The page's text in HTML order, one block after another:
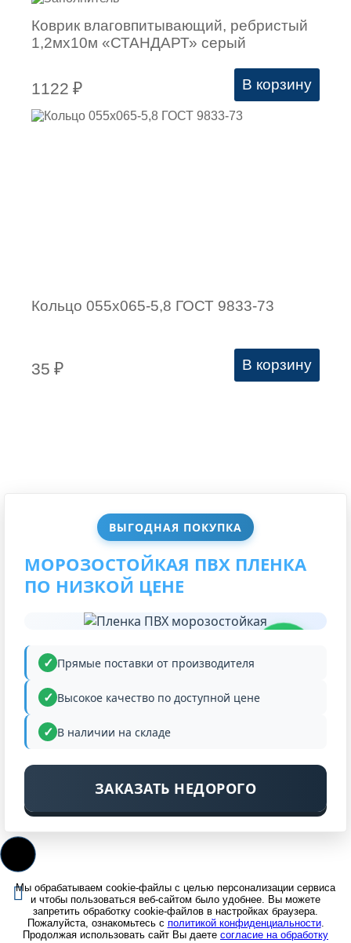
ВЫГОДНАЯ ПОКУПКА
МОРОЗОСТОЙКАЯ ПВХ ПЛЕНКА
ПО НИЗКОЙ ЦЕНЕ
Прямые поставки от производителя
Высокое качество по доступной цене
В наличии на складе
ЗАКАЗАТЬ НЕДОРОГО
Коврик влаговпитывающий, ребристый
1,2мх10м «СТАНДАРТ» серый
1122 ₽ В корзину
Кольцо 055х065-5,8 ГОСТ 9833-73
35 ₽ В корзину
Мы обрабатываем cookie-файлы с целью персонализации сервиса
и чтобы пользоваться веб-сайтом было удобнее. Вы можете
запретить обработку cookie-файлов в настройках браузера.
Пожалуйста, ознакомьтесь с политикой конфиденциальности.
Продолжая использовать сайт Вы даете согласие на обработку